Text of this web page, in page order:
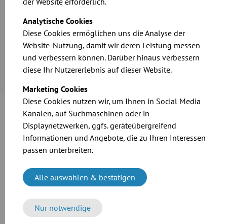
Analytische Cookies
Diese Cookies ermöglichen uns die Analyse der
Website-Nutzung, damit wir deren Leistung messen
und verbessern können. Darüber hinaus verbessern
diese Ihr Nutzererlebnis auf dieser Website.
Marketing Cookies
Diese Cookies nutzen wir, um Ihnen in Social Media
Kanälen, auf Suchmaschinen oder in
Displaynetzwerken, ggfs. geräteübergreifend
Informationen und Angebote, die zu Ihren Interessen
passen unterbreiten.
Alle auswählen & bestätigen
Nur notwendige
den Einsatz von Prallkästen in ihrer Fallgeschwindigkeit
bremsen, was ihre Abrasionswirkung hemmt. So erhöht sich
die Lebensdauer der Rohrleitung und der Produktverschleiß
verringert sich. Typischerweise werden Prallkästen vor den
Umlenkungen eines Rohrsystems in die Fallleitung von
gravitativen Förderungen eingesetzt.
Antihaftbeschichtung
Eine zusätzliche Innenbeschichtung mit Antihaftschutz
unterstützt das Fließverhalten von zähfließenden, trockenen
Produkten. Beispiele sind Kaffeepulversorten mit hohem
Ölgehalt oder auch Produkte der Autoreifenindustrie bei
Herstellung und Recycling. Typische Einsatzbereiche finden
sich in der Nahrungsmittelindustrie, im Maschinenbau, der
Kunststoffverarbeitung oder der Druck- und Papierindustrie.